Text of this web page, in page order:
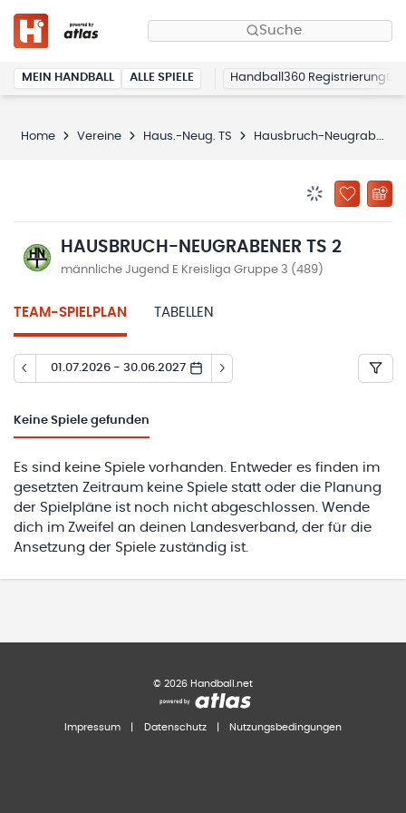
Suche
MEIN HANDBALL ALLE SPIELE Handball360 Registrierung
Home Vereine Haus.-Neug. TS Hausbruch-Neugrabener TS 2
ZU
HAUSBRUCH-NEUGRABENER TS 2
männliche Jugend E Kreisliga Gruppe 3 (489)
TEAM-SPIELPLAN TABELLEN
01.07.2026 - 30.06.2027
Keine Spiele gefunden
Es sind keine Spiele vorhanden. Entweder es finden im
gesetzten Zeitraum keine Spiele statt oder die Planung
der Spielpläne ist noch nicht abgeschlossen. Wende
dich im Zweifel an deinen Landesverband, der für die
Ansetzung der Spiele zuständig ist.
© 2026 Handball.net
Impressum Datenschutz Nutzungsbedingungen